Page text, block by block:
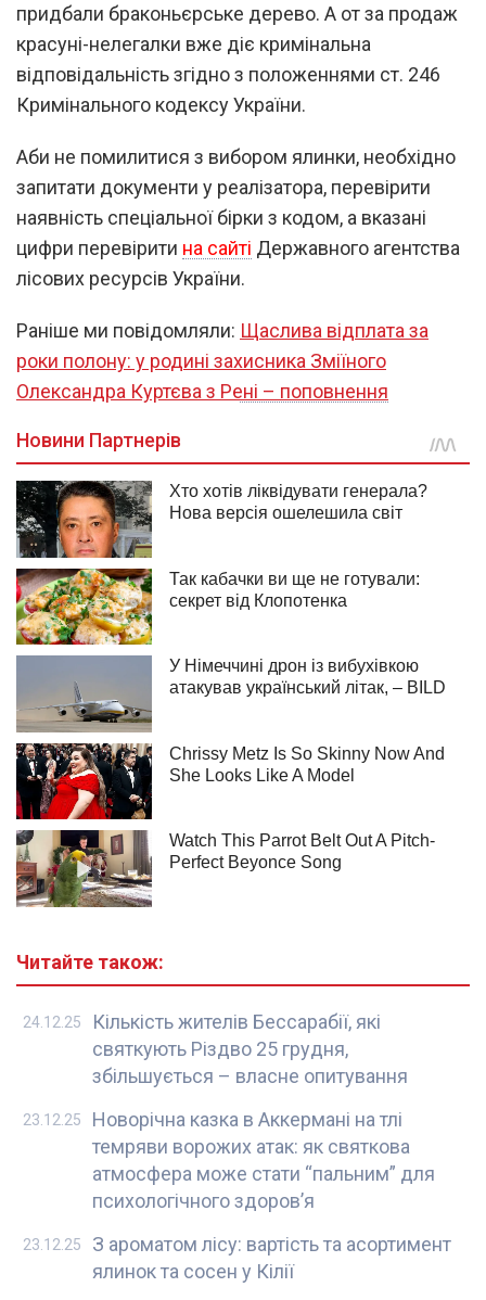
придбали браконьєрське дерево. А от за продаж
красуні-нелегалки вже діє кримінальна
відповідальність згідно з положеннями ст. 246
Кримінального кодексу України.
Аби не помилитися з вибором ялинки, необхідно
запитати документи у реалізатора, перевірити
наявність спеціальної бірки з кодом, а вказані
цифри перевірити на сайті Державного агентства
лісових ресурсів України.
Раніше ми повідомляли: Щаслива відплата за
роки полону: у родині захисника Зміїного
Олександра Куртєва з Рені – поповнення
Читайте також:
Кількість жителів Бессарабії, які
святкують Різдво 25 грудня,
збільшується – власне опитування
24.12.25
Новорічна казка в Аккермані на тлі
темряви ворожих атак: як святкова
атмосфера може стати “пальним” для
психологічного здоров’я
23.12.25
З ароматом лісу: вартість та асортимент
ялинок та сосен у Кілії
23.12.25